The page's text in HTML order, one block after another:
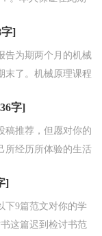
]
告为期两个月的机械
末了。机械原理课程
字]
稿推荐，但愿对你的
所经历所体验的生活
]
下9篇范文对你的学
这篇迟到检讨书范